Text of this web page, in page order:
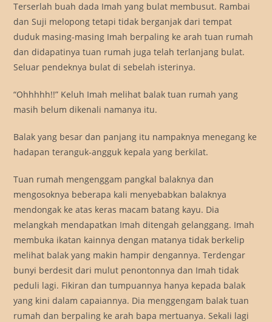
Terserlah buah dada Imah yang bulat membusut. Rambai
dan Suji melopong tetapi tidak berganjak dari tempat
duduk masing-masing Imah berpaling ke arah tuan rumah
dan didapatinya tuan rumah juga telah terlanjang bulat.
Seluar pendeknya bulat di sebelah isterinya.
“Ohhhhh!!” Keluh Imah melihat balak tuan rumah yang
masih belum dikenali namanya itu.
Balak yang besar dan panjang itu nampaknya menegang ke
hadapan teranguk-angguk kepala yang berkilat.
Tuan rumah mengenggam pangkal balaknya dan
mengosoknya beberapa kali menyebabkan balaknya
mendongak ke atas keras macam batang kayu. Dia
melangkah mendapatkan Imah ditengah gelanggang. Imah
membuka ikatan kainnya dengan matanya tidak berkelip
melihat balak yang makin hampir dengannya. Terdengar
bunyi berdesit dari mulut penontonnya dan Imah tidak
peduli lagi. Fikiran dan tumpuannya hanya kepada balak
yang kini dalam capaiannya. Dia menggengam balak tuan
rumah dan berpaling ke arah bapa mertuanya. Sekali lagi